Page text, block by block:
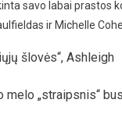
savo labai prastos
ir Michelle
šlovės“, Ashleigh
„straipsnis“